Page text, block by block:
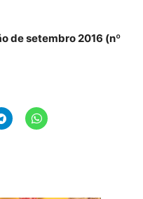
de setembro 2016 (nº